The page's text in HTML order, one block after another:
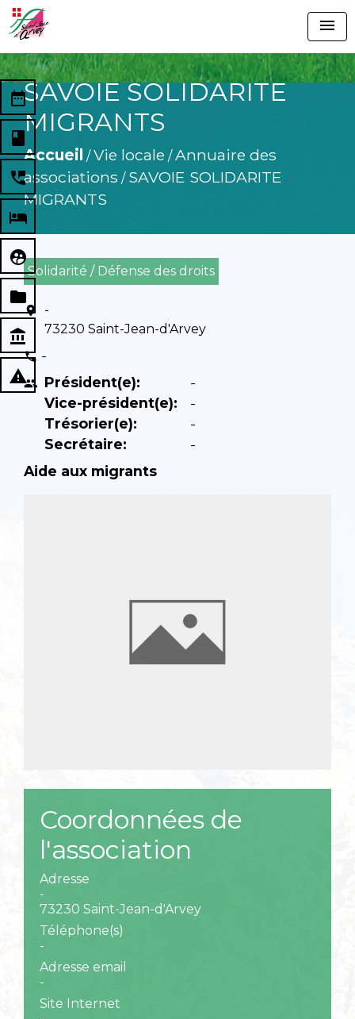
menu
SAVOIE SOLIDARITE
MIGRANTS
Accueil /Vie locale /Annuaire des
associations / SAVOIE SOLIDARITE
MIGRANTS
date_range
book
perm_phone_msg
local_hotel
supervised_user_circle
folder
account_balance
report_problem
Solidarité / Défense des droits
location_on
-
73230 Saint-Jean-d'Arvey
phone -
people Président(e):
Vice-président(e):
Trésorier(e):
Secrétaire:
-
-
-
-
Aide aux migrants
Coordonnées de
l'association
Adresse
-
73230 Saint-Jean-d'Arvey
Téléphone(s)
-
Adresse email
-
Site Internet